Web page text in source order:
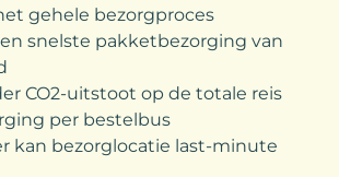
gehele bezorgproces
snelste pakketbezorging van
CO2-uitstoot op de totale reis
per bestelbus
kan bezorglocatie last-minute